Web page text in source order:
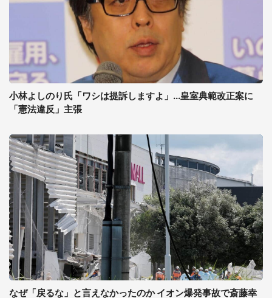
小林よしのり氏「ワシは提訴しますよ」...皇室典範改正案に
「憲法違反」主張
なぜ「戻るな」と言えなかったのか イオン爆発事故で斎藤幸